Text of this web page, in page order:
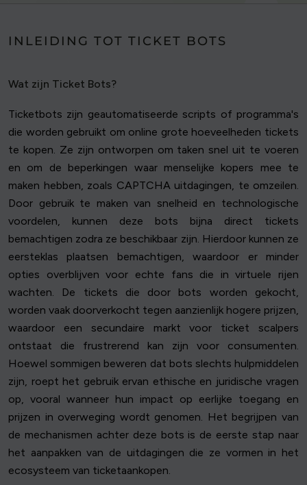
INLEIDING TOT TICKET BOTS
Wat zijn Ticket Bots?
Ticketbots zijn geautomatiseerde scripts of programma's
die worden gebruikt om online grote hoeveelheden tickets
te kopen. Ze zijn ontworpen om taken snel uit te voeren
en om de beperkingen waar menselijke kopers mee te
maken hebben, zoals CAPTCHA uitdagingen, te omzeilen.
Door gebruik te maken van snelheid en technologische
voordelen, kunnen deze bots bijna direct tickets
bemachtigen zodra ze beschikbaar zijn. Hierdoor kunnen ze
eersteklas plaatsen bemachtigen, waardoor er minder
opties overblijven voor echte fans die in virtuele rijen
wachten. De tickets die door bots worden gekocht,
worden vaak doorverkocht tegen aanzienlijk hogere prijzen,
waardoor een secundaire markt voor ticket scalpers
ontstaat die frustrerend kan zijn voor consumenten.
Hoewel sommigen beweren dat bots slechts hulpmiddelen
zijn, roept het gebruik ervan ethische en juridische vragen
op, vooral wanneer hun impact op eerlijke toegang en
prijzen in overweging wordt genomen. Het begrijpen van
de mechanismen achter deze bots is de eerste stap naar
het aanpakken van de uitdagingen die ze vormen in het
ecosysteem van ticketaankopen.